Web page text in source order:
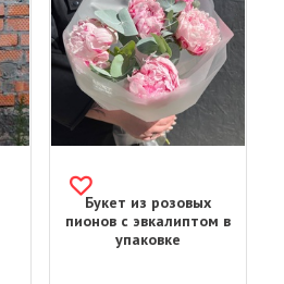
Букет из розовых
пионов с эвкалиптом в
упаковке